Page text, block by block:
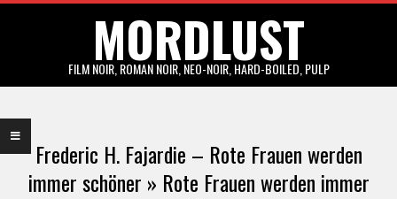
MORDLUST
FILM NOIR, ROMAN NOIR, NEO-NOIR, HARD-BOILED, PULP
Navigation
MenuFrederic H. Fajardie – Rote Frauen werden
immer schöner » Rote Frauen werden immer